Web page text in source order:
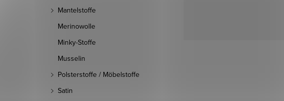
Mantelstoffe
Merinowolle
Minky-Stoffe
Musselin
Polsterstoffe / Möbelstoffe
Satin